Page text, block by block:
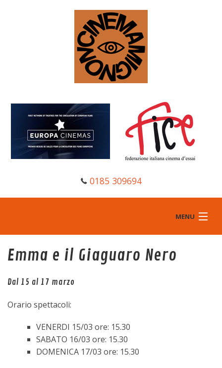
0185 309694
MENU
Eventi
Tariffe
Emma e il Giaguaro Nero
Dal 15 al 17 marzo
Orario spettacoli:
VENERDI 15/03 ore: 15.30
SABATO 16/03 ore: 15.30
DOMENICA 17/03 ore: 15.30